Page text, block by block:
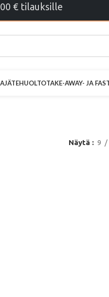
€ tilauksille
JÄTEHUOLTOTAKE-AWAY- JA
Näytä 9